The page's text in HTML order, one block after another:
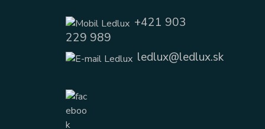
+421 903
229 989
ledlux@ledlux.sk